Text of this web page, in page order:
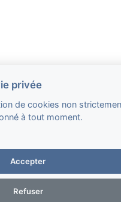
privée
de cookies non
à tout moment.
Accepter
Refuser